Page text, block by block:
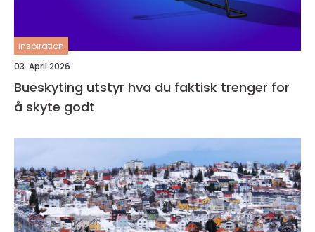
inspiration
03. April 2026
Bueskyting utstyr hva du faktisk trenger for
å skyte godt